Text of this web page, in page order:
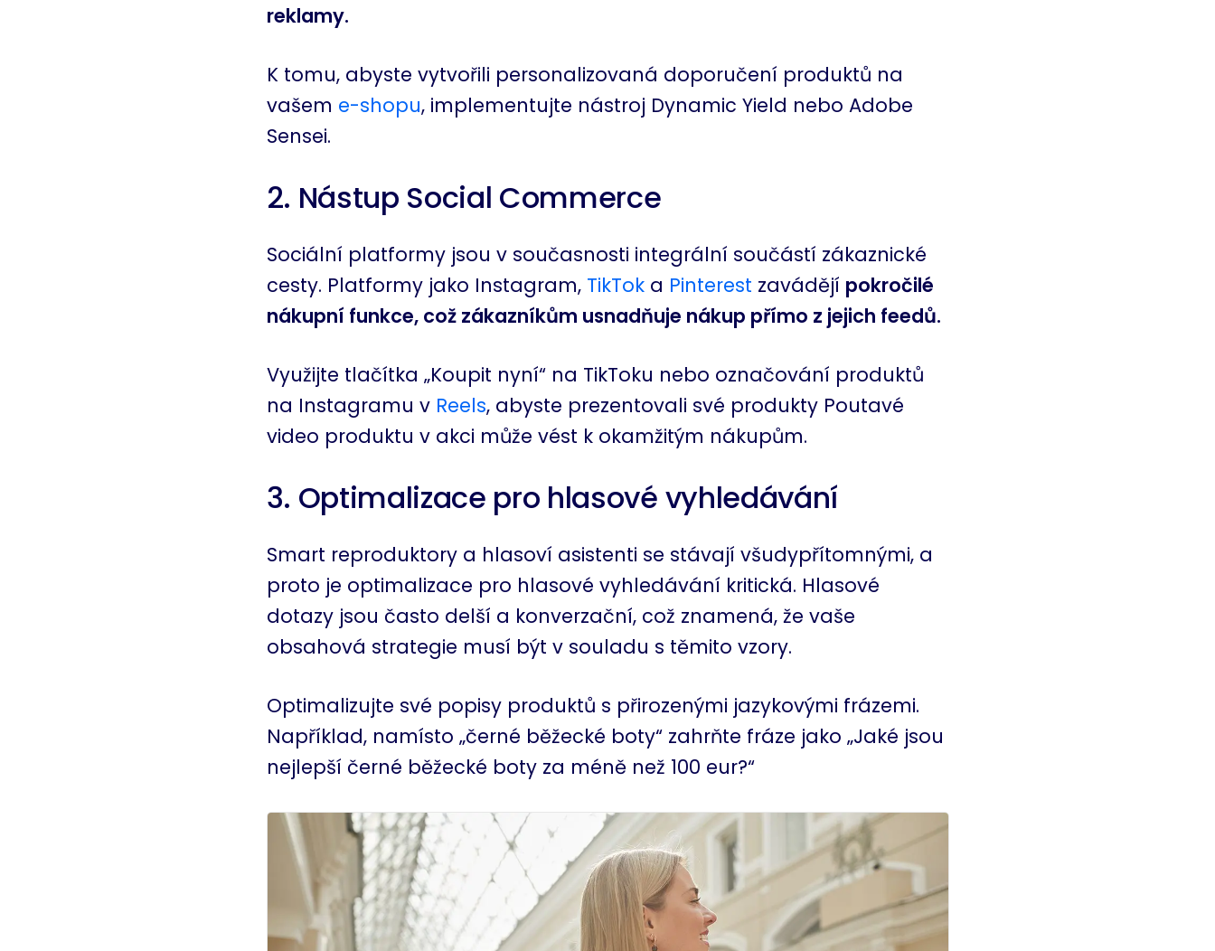
reklamy.
K tomu, abyste vytvořili personalizovaná doporučení produktů na
vašem e-shopu, implementujte nástroj Dynamic Yield nebo Adobe
Sensei.
2. Nástup Social Commerce
Sociální platformy jsou v současnosti integrální součástí zákaznické
cesty. Platformy jako Instagram, TikToka Pinterest zavádějí pokročilé
nákupní funkce, což zákazníkům usnadňuje nákup přímo z jejich feedů.
Využijte tlačítka „Koupit nyní“ na TikToku nebo označování produktů
na Instagramu v Reels, abyste prezentovali své produkty Poutavé
video produktu v akci může vést k okamžitým nákupům.
3. Optimalizace pro hlasové vyhledávání
Smart reproduktory a hlasoví asistenti se stávají všudypřítomnými, a
proto je optimalizace pro hlasové vyhledávání kritická. Hlasové
dotazy jsou často delší a konverzační, což znamená, že vaše
obsahová strategie musí být v souladu s těmito vzory.
Optimalizujte své popisy produktů s přirozenými jazykovými frázemi.
Například, namísto „černé běžecké boty“ zahrňte fráze jako „Jaké jsou
nejlepší černé běžecké boty za méně než 100 eur?“